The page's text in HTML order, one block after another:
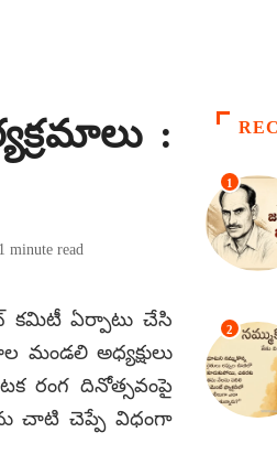
:
1 minute read
కమిటీ ఏర్పాటు చేసి
మండలి అధ్యక్షులు
రంగ దినోత్సవంపై
చాటి చెప్పే విధంగా
1
2